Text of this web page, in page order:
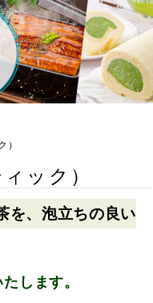
）
ック）
を、泡立ちの良い
します。